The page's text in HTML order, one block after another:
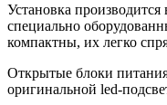
Установка
специально
компактны, их легко
Открытые блоки
оригинальной led-